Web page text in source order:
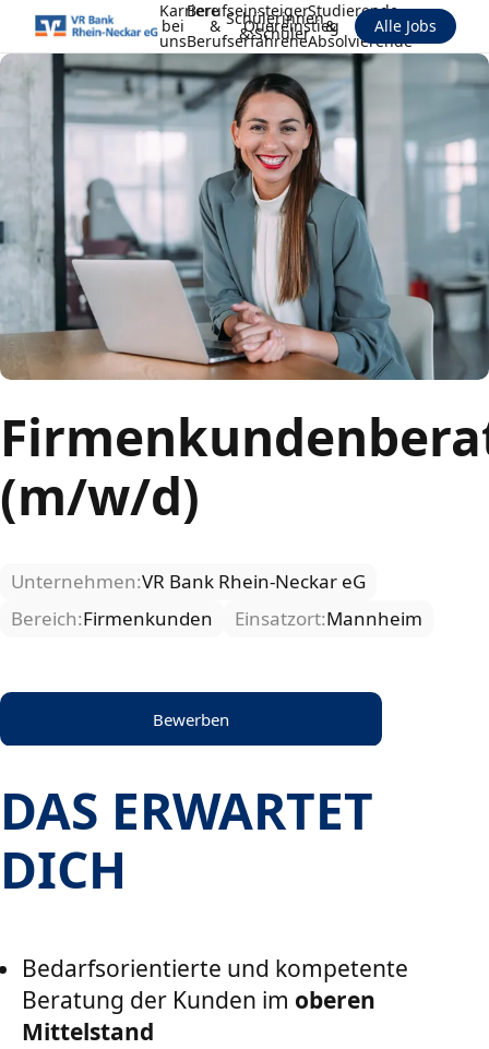
Karriere
bei
uns
Berufseinsteiger
&
Berufserfahrene
Quereinstieg
Schülerinnen
& Schüler
Studierende
&
Absolvierende
Alle Jobs
(m/w/d)
Unternehmen:VR Bank Rhein-Neckar eG
Bereich:Firmenkunden Einsatzort:Mannheim
Bewerben
DAS ERWARTET
DICH
Bedarfsorientierte und kompetente
Beratung der Kunden im oberen
Mittelstand